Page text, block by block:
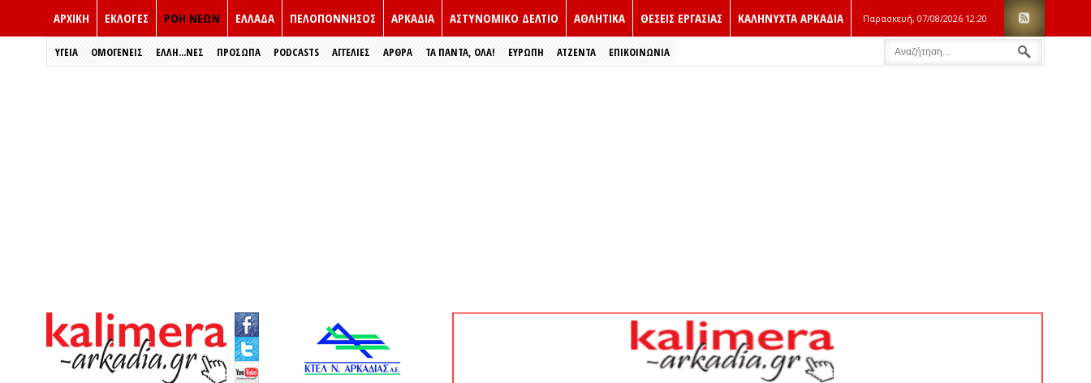
ΑΡΧΙΚΗ ΕΚΛΟΓΈΣ ΡΟΗ ΝΕΩΝ ΕΛΛΑΔΑ ΠΕΛΟΠΟΝΝΗΣΟΣ ΑΡΚΑΔΙΑ ΑΣΤΥΝΟΜΙΚΟ ΔΕΛΤΙΟ ΑΘΛΗΤΙΚΑ ΘΕΣΕΙΣ ΕΡΓΑΣΙΑΣ ΚΑΛΗΝΥΧΤΑ ΑΡΚΑΔΙΑ Παρασκευή, 07/08/2026 12:20
ΥΓΕΙΑ ΟΜΟΓΕΝΕΙΣ ΈΛΛΗ...ΝΕΣ ΠΡΌΣΩΠΑ PODCASTS ΑΓΓΕΛΙΕΣ ΑΡΘΡΑ ΤΑ ΠΑΝΤΑ, ΟΛΑ! ΕΥΡΏΠΗ ΑΤΖΕΝΤΑ ΕΠΙΚΟΙΝΩΝΙΑ